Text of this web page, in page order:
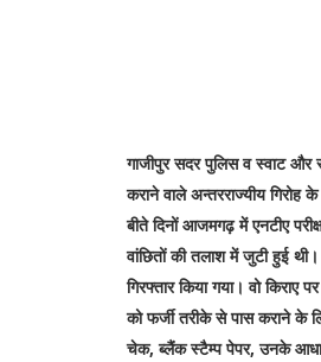
गाजीपुर सदर पुलिस व स्वाट और
कराने वाले अन्तरराज्यीय
बीते दिनों आजमगढ़ में एनटीए
वांछितों की तलाश में जुटी हुई
गिरफ्तार किया गया। वो किराए
को फर्जी तरीके से पास कराने के
चेक, ब्लैंक स्टैम्प पेपर, उनके